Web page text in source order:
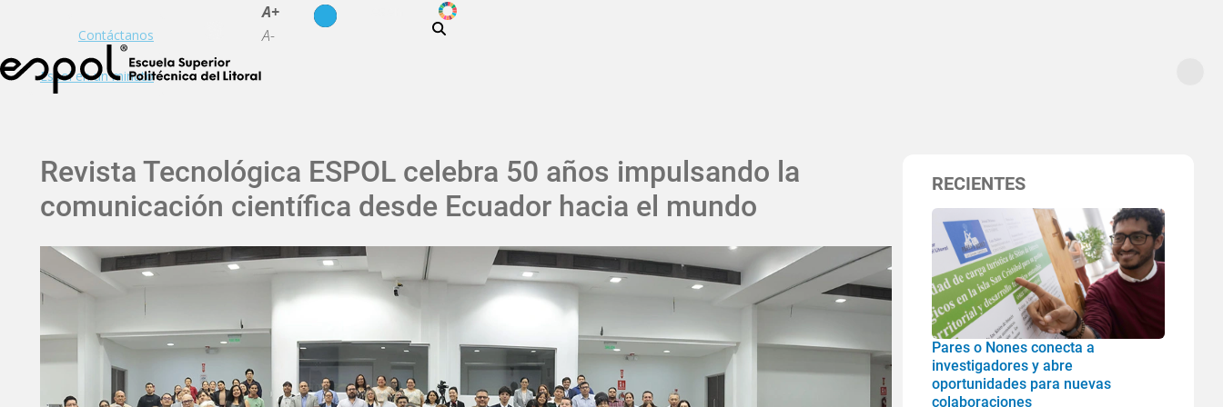
Contáctanos
Espol en un minuto
A+
A-
ODS
Revista Tecnológica ESPOL celebra 50 años impulsando la
comunicación científica desde Ecuador hacia el mundo
RECIENTES
Pares o Nones conecta a
investigadores y abre
oportunidades para nuevas
colaboraciones